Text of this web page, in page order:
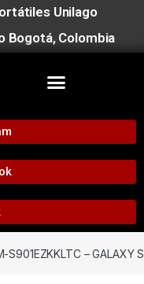
Unilago
Bogotá, Colombia
S901EZKKLTC – GALAXY